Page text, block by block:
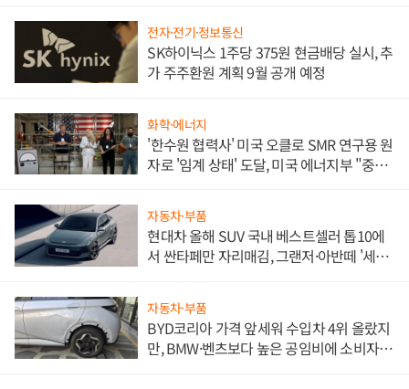
전자·전기·정보통신
SK하이닉스 1주당 375원 현금배당 실시, 추
가 주주환원 계획 9월 공개 예정
화학·에너지
'한수원 협력사' 미국 오클로 SMR 연구용 원
자로 '임계 상태' 도달, 미국 에너지부 "중요
자동차·부품
현대차 올해 SUV 국내 베스트셀러 톱10에
서 싼타페만 자리매김, 그랜저·아반떼 '세단
자동차·부품
BYD코리아 가격 앞세워 수입차 4위 올랐지
만, BMW·벤츠보다 높은 공임비에 소비자